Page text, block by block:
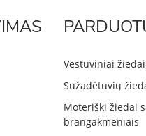
Vestuviniai žiedai
Sužadėtuvių
Moteriški žiedai
brangakmeniais